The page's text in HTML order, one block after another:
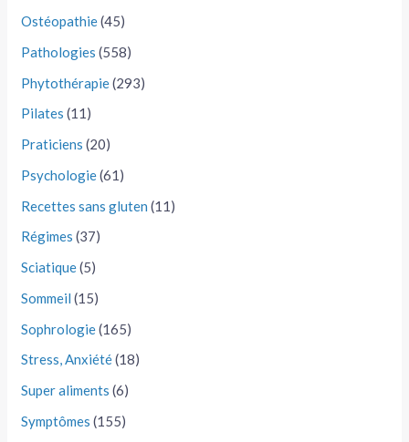
Ostéopathie(45)
Pathologies (558)
Phytothérapie(293)
Pilates (11)
Praticiens (20)
Psychologie(61)
Recettes sans gluten (11)
Régimes (37)
Sciatique(5)
Sommeil (15)
Sophrologie(165)
Stress, Anxiété(18)
Super aliments (6)
Symptômes (155)